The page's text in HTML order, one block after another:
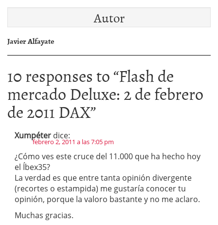
Autor
Javier Alfayate
10 responses to “Flash de
mercado Deluxe: 2 de febrero
de 2011 DAX”
Xumpéter dice:
febrero 2, 2011 a las 7:05 pm
¿Cómo ves este cruce del 11.000 que ha hecho hoy
el Íbex35?
La verdad es que entre tanta opinión divergente
(recortes o estampida) me gustaría conocer tu
opinión, porque la valoro bastante y no me aclaro.
Muchas gracias.